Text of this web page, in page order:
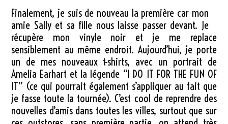
Finalement, je suis de nouveau la première car mon
amie Sally et sa fille nous laisse passer devant. Je
récupère mon vinyle noir et je me replace
sensiblement au même endroit. Aujourd’hui, je porte
un de mes nouveaux t-shirts, avec un portrait de
Amelia Earhart et la légende “I DO IT FOR THE FUN OF
IT” (ce qui pourrait également s’appliquer au fait que
je fasse toute la tournée). C’est cool de reprendre des
nouvelles d’amis dans toutes les villes, surtout que sur